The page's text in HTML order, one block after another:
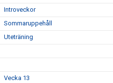
Introveckor
Sommaruppehåll
Uteträning
Vecka 13